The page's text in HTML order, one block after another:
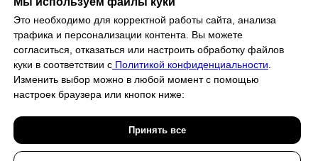
Это необходимо для корректной работы сайта, анализа
трафика и персонализации контента. Вы можете
согласиться, отказаться или настроить обработку файлов
куки в соответствии с Политикой конфиденциальности
Изменить выбор можно в любой момент с помощью
настроек браузера или кнопок ниже:
Принять все